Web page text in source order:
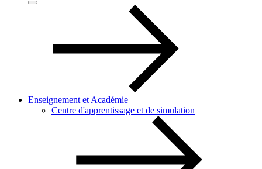
Enseignement et Académie
Centre d'apprentissage et de simulation